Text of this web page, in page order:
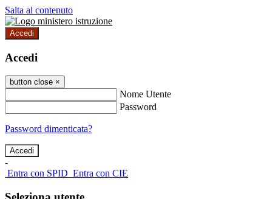
Salta al contenuto
Accedi
Accedi
button close ×
Nome Utente
Password
Password dimenticata?
-
Entra con SPID Entra con CIE